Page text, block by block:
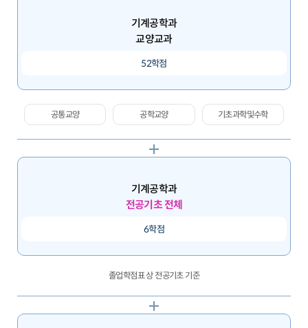
기계공학과
교양교과
52학점
공통교양 공학교양 기초과학및수학
기계공학과
전공기초 전체
6학점
졸업학점표 상 전공기초 기준